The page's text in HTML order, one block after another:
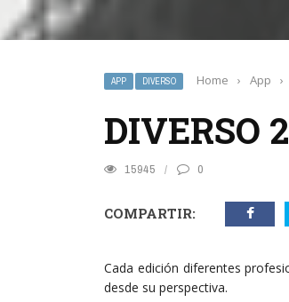
APP DIVERSO Home › App ›
DIVERSO
15945 0
COMPARTIR:
Cada edición diferentes
desde su perspectiva.